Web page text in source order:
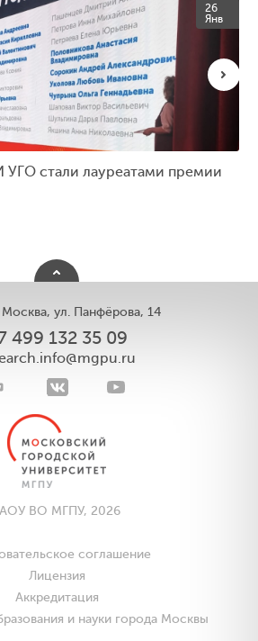
26
Янв
стали лауреатами премии
ул. Панфёрова, 14
499 132 35 09
ВО МГПУ, 2026
соглашение
Лицензия
Аккредитация
и науки города Москвы